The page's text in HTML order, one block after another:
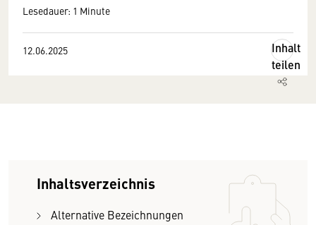
Lesedauer: 1 Minute
12.06.2025
Inhalt
teilen
Inhaltsverzeichnis
Alternative Bezeichnungen